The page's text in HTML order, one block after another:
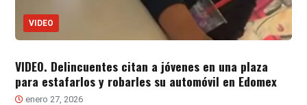
VIDEO
VIDEO. Delincuentes citan a jóvenes en una plaza
para estafarlos y robarles su automóvil en Edomex
enero 27, 2026